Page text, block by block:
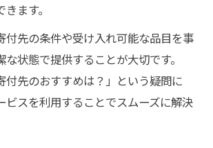
ます。
付先の条件や受け入れ可能な品目を事
状態で提供することが大切です。
付先のおすすめは？」という疑問に
ビスを利用することでスムーズに解決